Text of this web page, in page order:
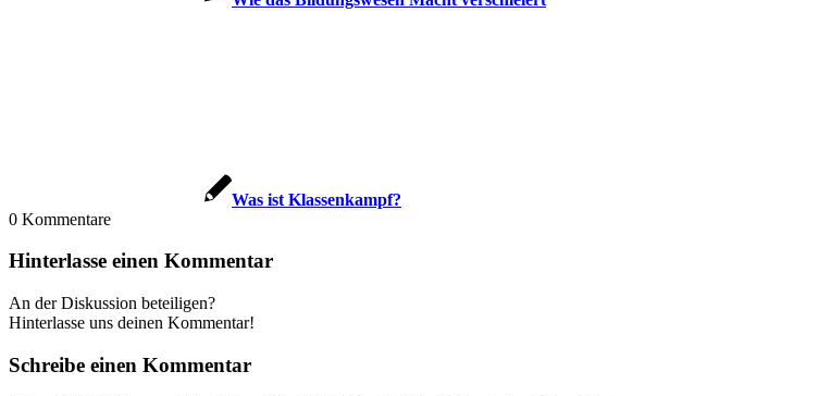
Was ist Klassenkampf?
0 Kommentare
Hinterlasse einen Kommentar
An der Diskussion beteiligen?
Hinterlasse uns deinen Kommentar!
Schreibe einen Kommentar